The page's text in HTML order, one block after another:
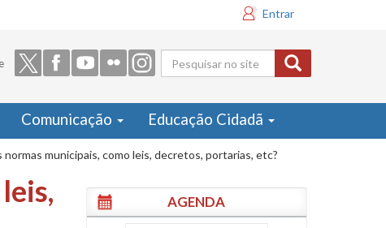
Entrar
Formulário
de busca
Comunicação Educação Cidadã
normas municipais, como leis, decretos, portarias, etc?
AGENDA